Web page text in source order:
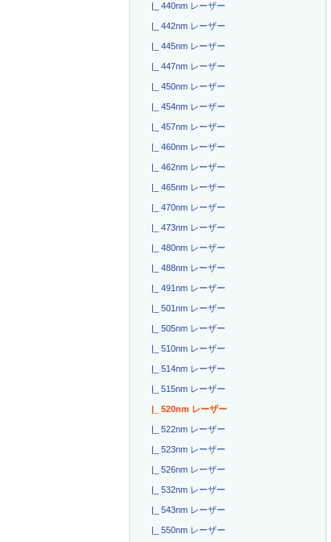
|_ 440nm レーザー
|_ 442nm レーザー
|_ 445nm レーザー
|_ 447nm レーザー
|_ 450nm レーザー
|_ 454nm レーザー
|_ 457nm レーザー
|_ 460nm レーザー
|_ 462nm レーザー
|_ 465nm レーザー
|_ 470nm レーザー
|_ 473nm レーザー
|_ 480nm レーザー
|_ 488nm レーザー
|_ 491nm レーザー
|_ 501nm レーザー
|_ 505nm レーザー
|_ 510nm レーザー
|_ 514nm レーザー
|_ 515nm レーザー
|_ 520nm レーザー
|_ 522nm レーザー
|_ 523nm レーザー
|_ 526nm レーザー
|_ 532nm レーザー
|_ 543nm レーザー
|_ 550nm レーザー